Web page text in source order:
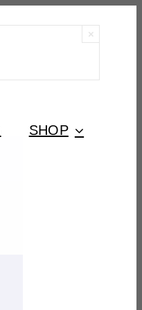
SHOP
×